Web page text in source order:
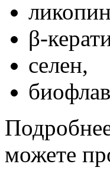
β-
селен,
можете